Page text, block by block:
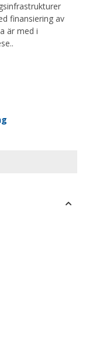
finansiering av
är med i